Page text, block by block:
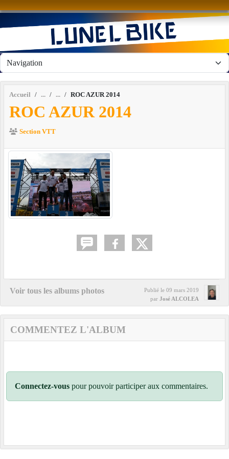
Accueil ROC AZUR 2014
ROC AZUR 2014
Section VTT
Voir tous les albums photos Publié le 09 mars 2019
par José ALCOLEA
COMMENTEZ L'ALBUM
Connectez-vous pour pouvoir participer aux commentaires.